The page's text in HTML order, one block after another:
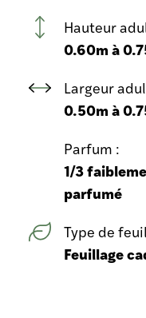
Hauteur
0.60m à
Largeur
0.50m à
Parfum :
1/3
parfumé
Type de
Feuillage